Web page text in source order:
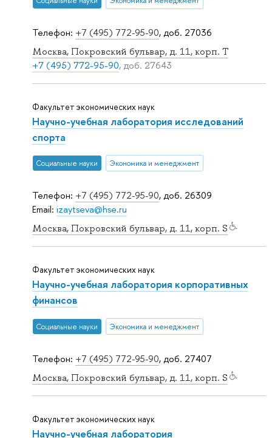
Телефон: +7 (495) 772-95-90, доб. 27036
Москва, Покровский бульвар, д. 11, корп. T
+7 (495) 772-95-90, доб. 27643
Телефон: +7 (495) 772-95-90, доб. 26309
Email: izaytseva@hse.ru
Москва, Покровский бульвар, д. 11, корп. S
Факультет экономических наук
Научно-учебная лаборатория исследований
спорта
Социальные науки Экономика и менеджмент
Телефон: +7 (495) 772-95-90, доб. 27407
Москва, Покровский бульвар, д. 11, корп. S
Факультет экономических наук
Научно-учебная лаборатория корпоративных
финансов
Социальные науки Экономика и менеджмент
Факультет экономических наук
Научно-учебная лаборатория